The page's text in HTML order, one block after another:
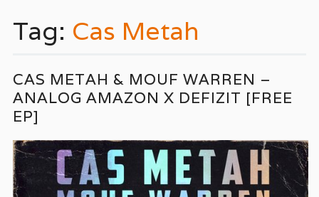
Tag: Cas Metah
CAS METAH & MOUF WARREN –
ANALOG AMAZON X DEFIZIT [FREE
EP]